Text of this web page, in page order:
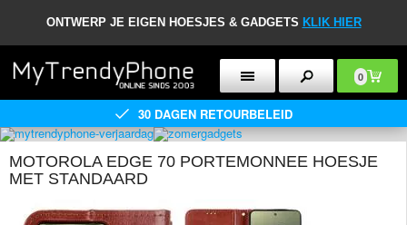
ONTWERP JE EIGEN HOESJES & GADGETS KLIK HIER
0
30 DAGEN RETOURBELEID
MOTOROLA EDGE 70 PORTEMONNEE HOESJE
MET STANDAARD